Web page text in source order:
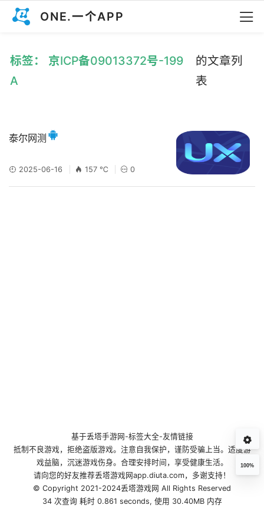
ONE.一个APP
标签： 京ICP备09013372号-199
A
的文章列
表
泰尔网测
2025-06-16 157 ℃ 0
100%
基于丢塔手游网 -标签大全-友情链接
抵制不良游戏，拒绝盗版游戏。注意自我保护，谨防受骗上当。适度游
戏益脑，沉迷游戏伤身。合理安排时间，享受健康生活。
请向您的好友推荐丢塔游戏网app.diuta.com，多谢支持！
© Copyright 2021-2024丢塔游戏网 All Rights Reserved
34 次查询 耗时 0.861 seconds, 使用 30.40MB 内存